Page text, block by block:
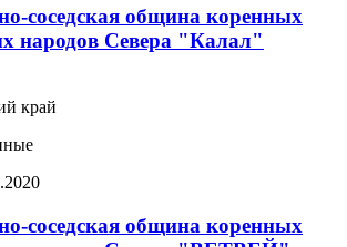
соседская община коренных
народов Севера "Калал"
край
соседская община коренных